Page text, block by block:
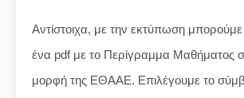
Αντίστοιχα, με την εκτύπωση
ένα pdf με το Περίγραμμα Μαθήματος
μορφή της ΕΘΑΑΕ. Επιλέγουμε το